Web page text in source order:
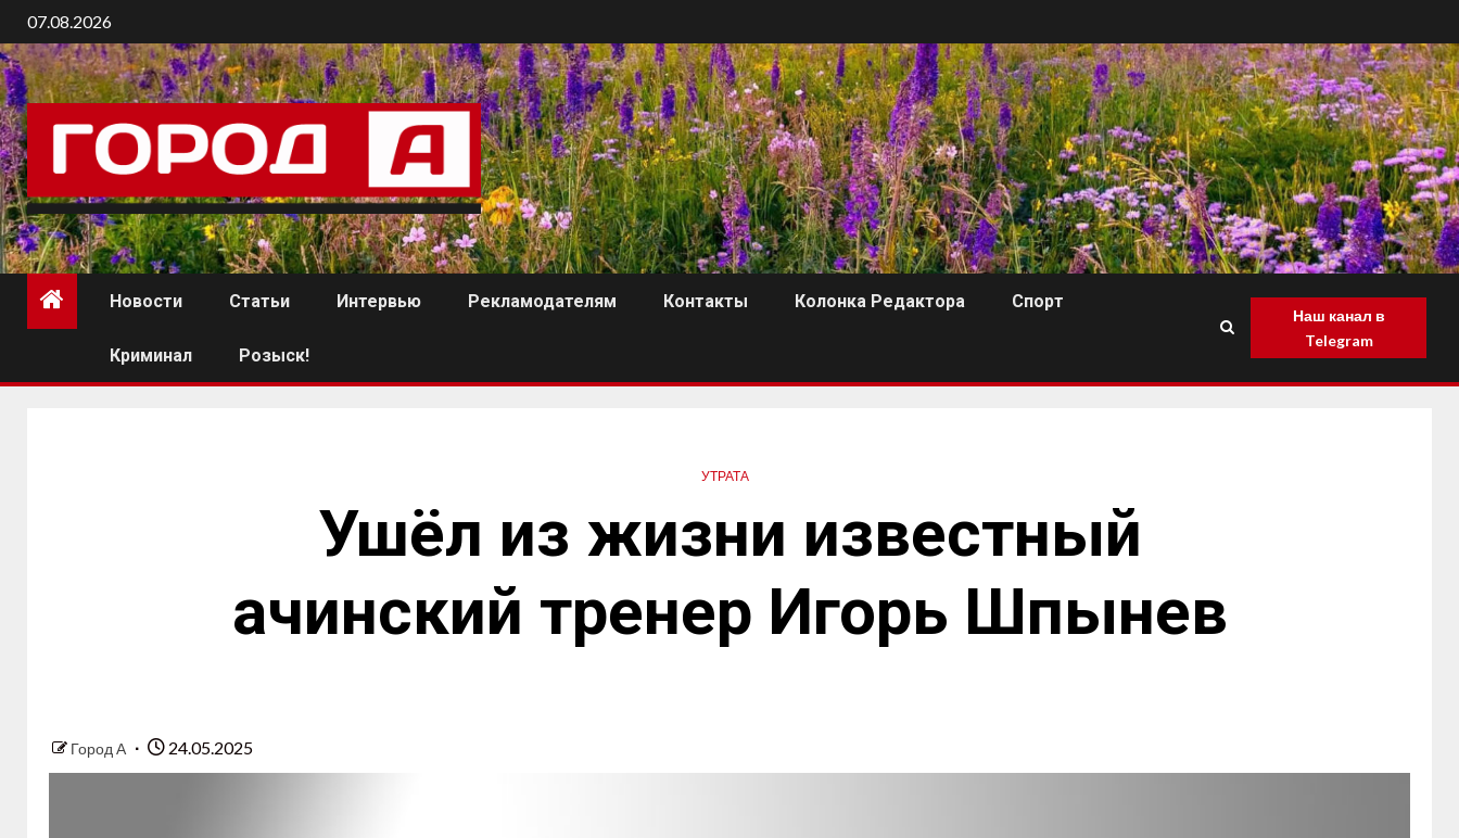
07.08.2026
Новости Статьи Интервью Рекламодателям Контакты Колонка Редактора Спорт
Криминал Розыск!
Наш канал в
Telegram
УТРАТА
Ушёл из жизни известный
ачинский тренер Игорь Шпынев
Город А 24.05.2025